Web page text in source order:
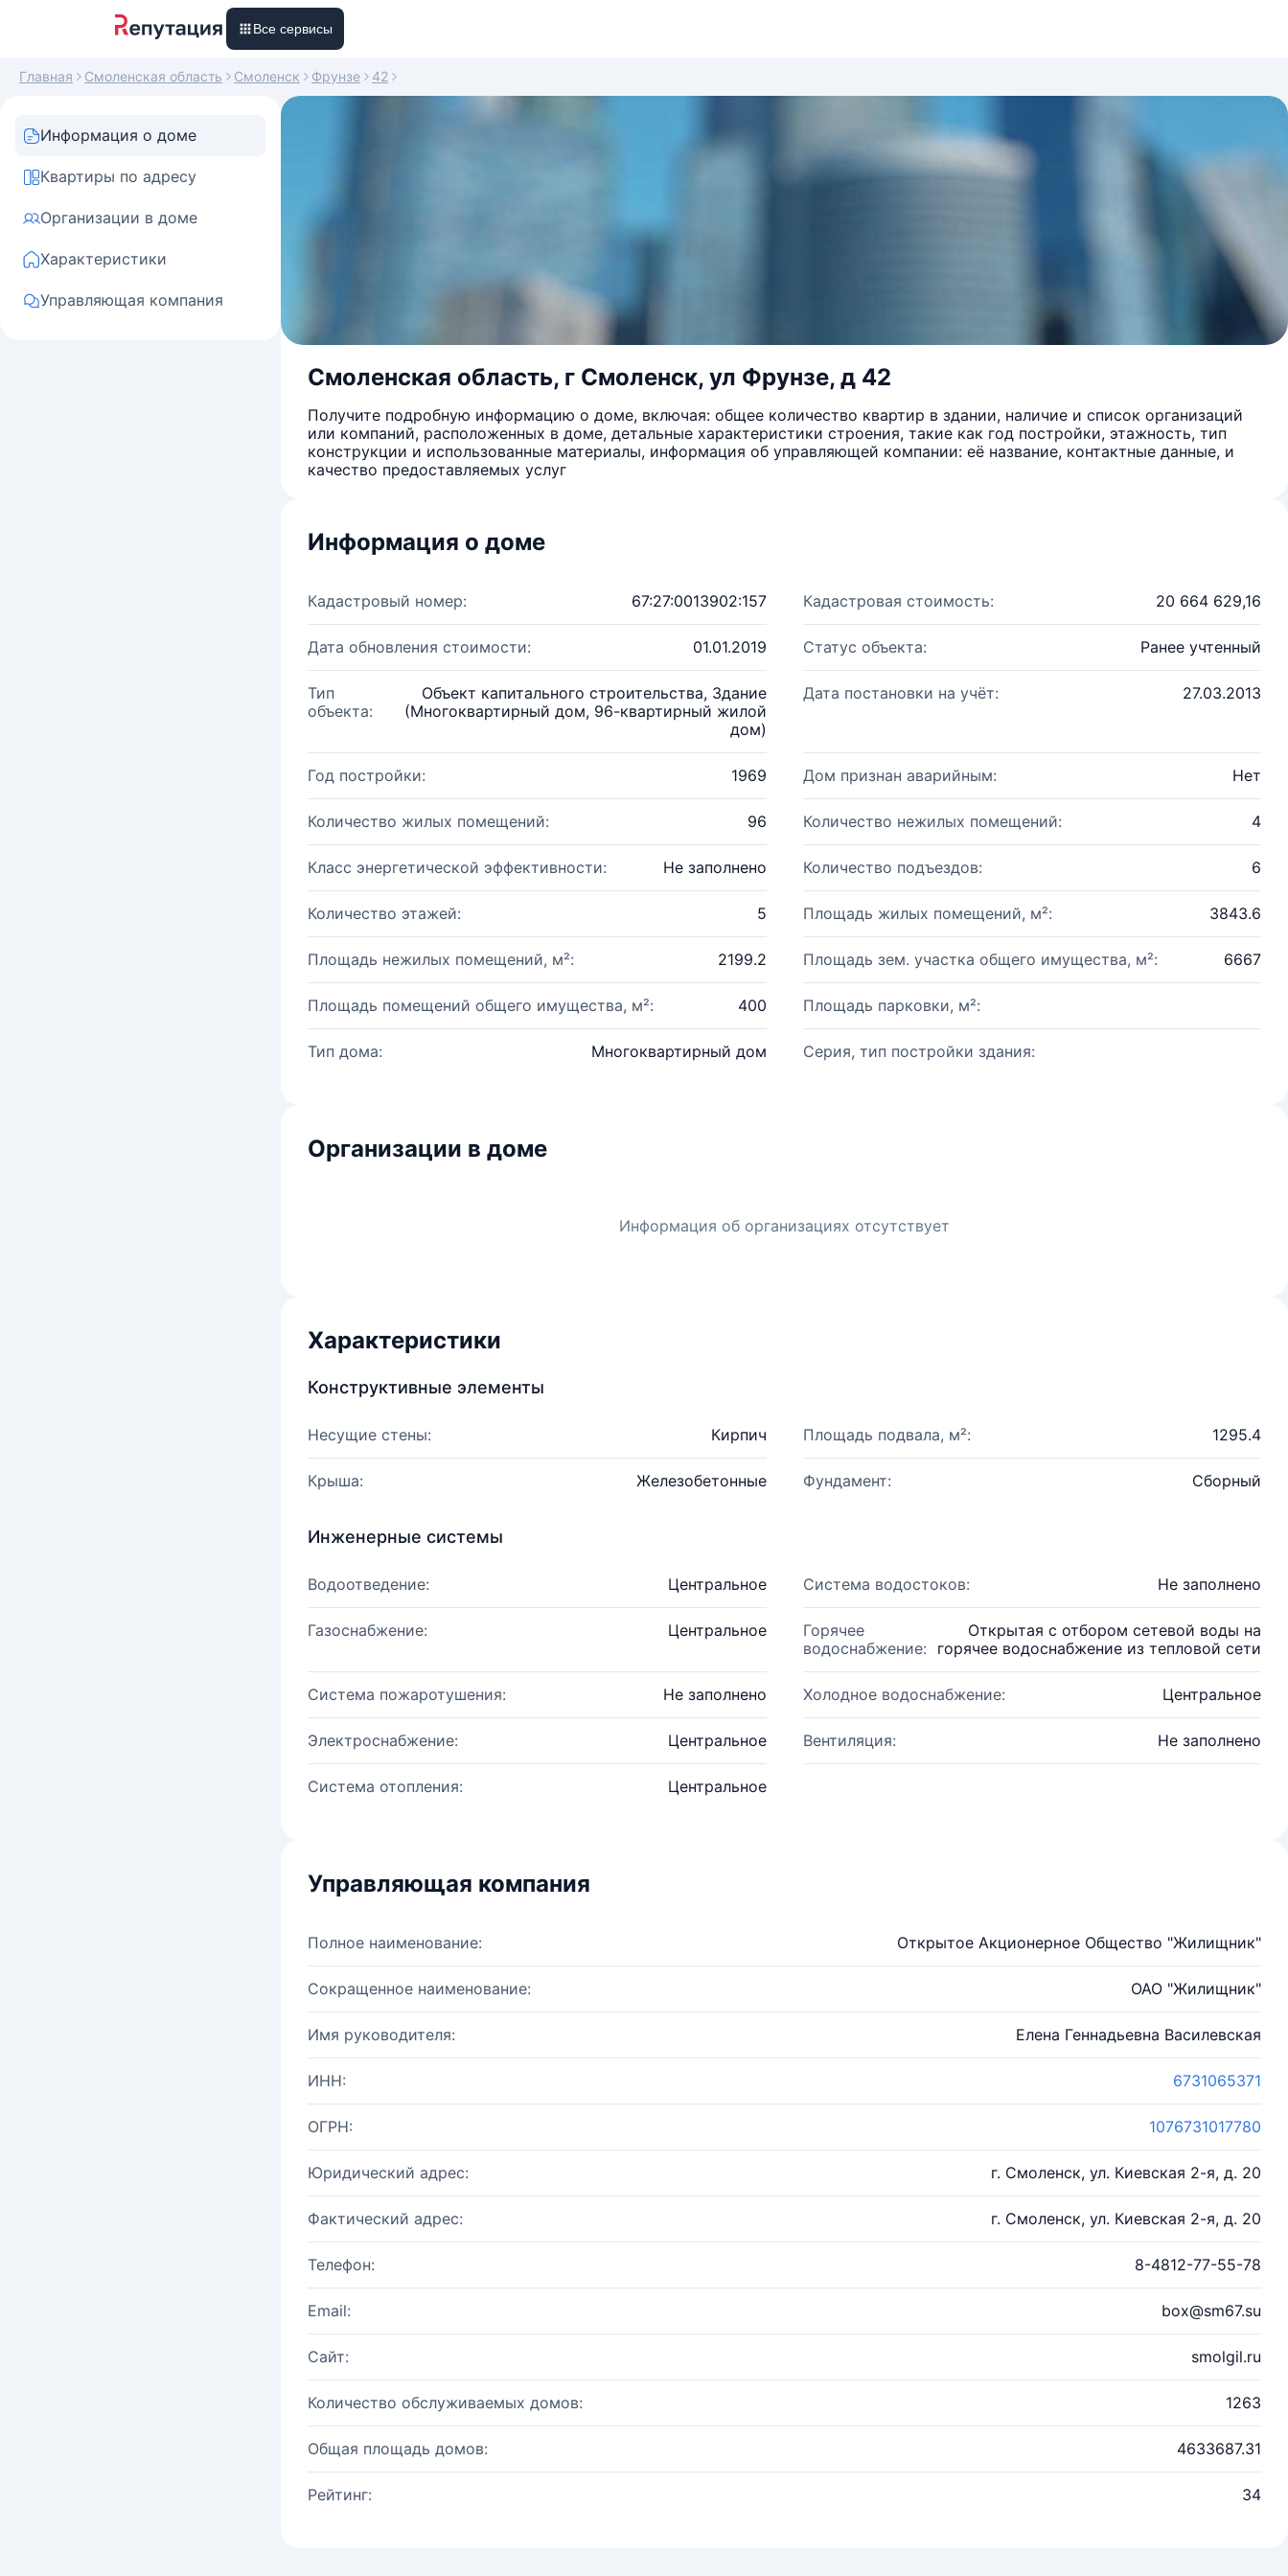
Все сервисы
Главная Смоленская область Смоленск Фрунзе 42
Информация о доме
Квартиры по адресу
Организации в доме
Характеристики
Управляющая компания
Смоленская область, г Смоленск, ул Фрунзе, д 42
Получите подробную информацию о доме, включая: общее количество квартир в здании, наличие и список организаций
или компаний, расположенных в доме, детальные характеристики строения, такие как год постройки, этажность, тип
конструкции и использованные материалы, информация об управляющей компании: её название, контактные данные, и
качество предоставляемых услуг
Информация о доме
Кадастровый номер: 67:27:0013902:157 Кадастровая стоимость: 20 664 629,16
Дата обновления стоимости: 01.01.2019 Статус объекта: Ранее учтенный
Тип
объекта:
Объект капитального строительства, Здание
(Многоквартирный дом, 96-квартирный жилой
дом)
Дата постановки на учёт: 27.03.2013
Год постройки: 1969 Дом признан аварийным: Нет
Количество жилых помещений: 96 Количество нежилых помещений: 4
Класс энергетической эффективности: Не заполнено Количество подъездов: 6
Количество этажей: 5 Площадь жилых помещений, м²: 3843.6
Площадь нежилых помещений, м²: 2199.2 Площадь зем. участка общего имущества, м²: 6667
Площадь помещений общего имущества, м²: 400 Площадь парковки, м²:
Тип дома: Многоквартирный дом Серия, тип постройки здания:
Организации в доме
Информация об организациях отсутствует
Характеристики
Конструктивные элементы
Несущие стены: Кирпич Площадь подвала, м²: 1295.4
Крыша: Железобетонные Фундамент: Сборный
Инженерные системы
Водоотведение: Центральное Система водостоков: Не заполнено
Газоснабжение: Центральное
Горячее
водоснабжение:
Открытая с отбором сетевой воды на
горячее водоснабжение из тепловой сети
Система пожаротушения: Не заполнено Холодное водоснабжение: Центральное
Электроснабжение: Центральное Вентиляция: Не заполнено
Система отопления: Центральное
Управляющая компания
Полное наименование: Открытое Акционерное Общество "Жилищник"
Сокращенное наименование: ОАО "Жилищник"
Имя руководителя: Елена Геннадьевна Василевская
ИНН: 6731065371
ОГРН: 1076731017780
Юридический адрес: г. Смоленск, ул. Киевская 2-я, д. 20
Фактический адрес: г. Смоленск, ул. Киевская 2-я, д. 20
Телефон: 8-4812-77-55-78
Email: box@sm67.su
Сайт: smolgil.ru
Количество обслуживаемых домов: 1263
Общая площадь домов: 4633687.31
Рейтинг: 34